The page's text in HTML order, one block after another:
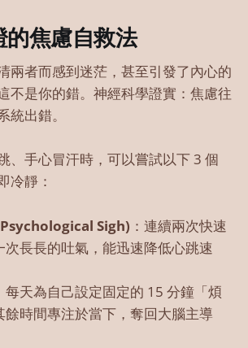
焦慮自救法
兩者而感到迷茫，甚至引發了內心的
不是你的錯。神經科學證實：焦慮往
統出錯。
、手心冒汗時，可以嘗試以下 3 個
冷靜：
Sigh) ：連續兩次快速
次長長的吐氣，能迅速降低心跳速
每天為自己設定固定的 15 分鐘「煩
餘時間專注於當下，奪回大腦主導